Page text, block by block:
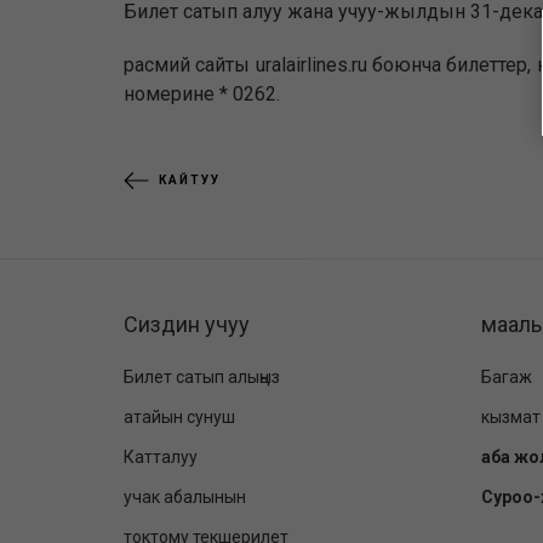
Билет сатып алуу жана учуу-жылдын 31-
расмий сайты uralairlines.ru боюнча
номерине * 0262.
КАЙТУУ
Сиздин учуу
Билет сатып алыңыз
атайын сунуш
Катталуу
учак абалынын
токтому текшерилет
Багаж
кызмат
аба